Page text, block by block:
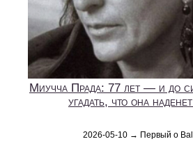
Миучча Прада: 77 лет — и до
угадать, что она
2026-05-10 → Первый о